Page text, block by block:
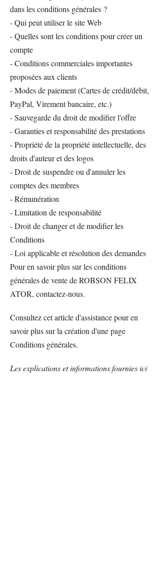
dans les conditions générales ?
- Qui peut utiliser le site Web
- Quelles sont les conditions pour créer un
compte
- Conditions commerciales importantes
proposées aux clients
- Modes de paiement (Cartes de crédit/débit,
PayPal, Virement bancaire, etc.)
- Sauvegarde du droit de modifier l'offre
- Garanties et responsabilité des prestations
- Propriété de la propriété intellectuelle, des
droits d'auteur et des logos
- Droit de suspendre ou d'annuler les
comptes des membres
- Rémunération
- Limitation de responsabilité
- Droit de changer et de modifier les
Conditions
- Loi applicable et résolution des demandes
Pour en savoir plus sur les conditions
générales de vente de ROBSON FELIX
ATOR, contactez-nous.
Consultez cet article d'assistance pour en
savoir plus sur la création d'une page
Conditions générales.
Les explications et informations fournies ici